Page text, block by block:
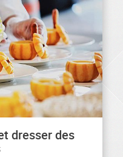
dresser des